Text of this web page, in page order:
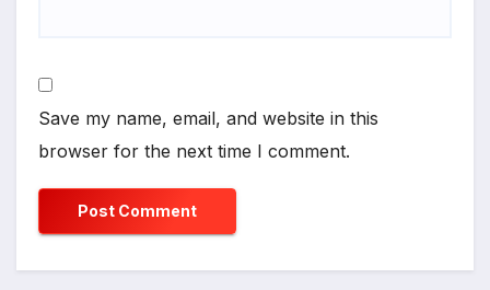
Save my name, email, and website in this
browser for the next time I comment.